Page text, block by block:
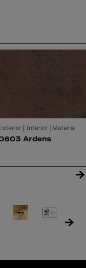
Exterior | Interior | Material
Ardens